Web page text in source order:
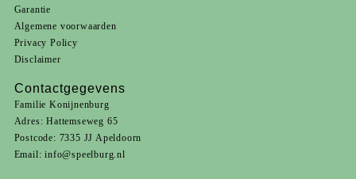
Garantie
Algemene voorwaarden
Privacy Policy
Disclaimer
Contactgegevens
Familie Konijnenburg
Adres: Hattemseweg 65
Postcode: 7335 JJ Apeldoorn
Email:info@speelburg.nl